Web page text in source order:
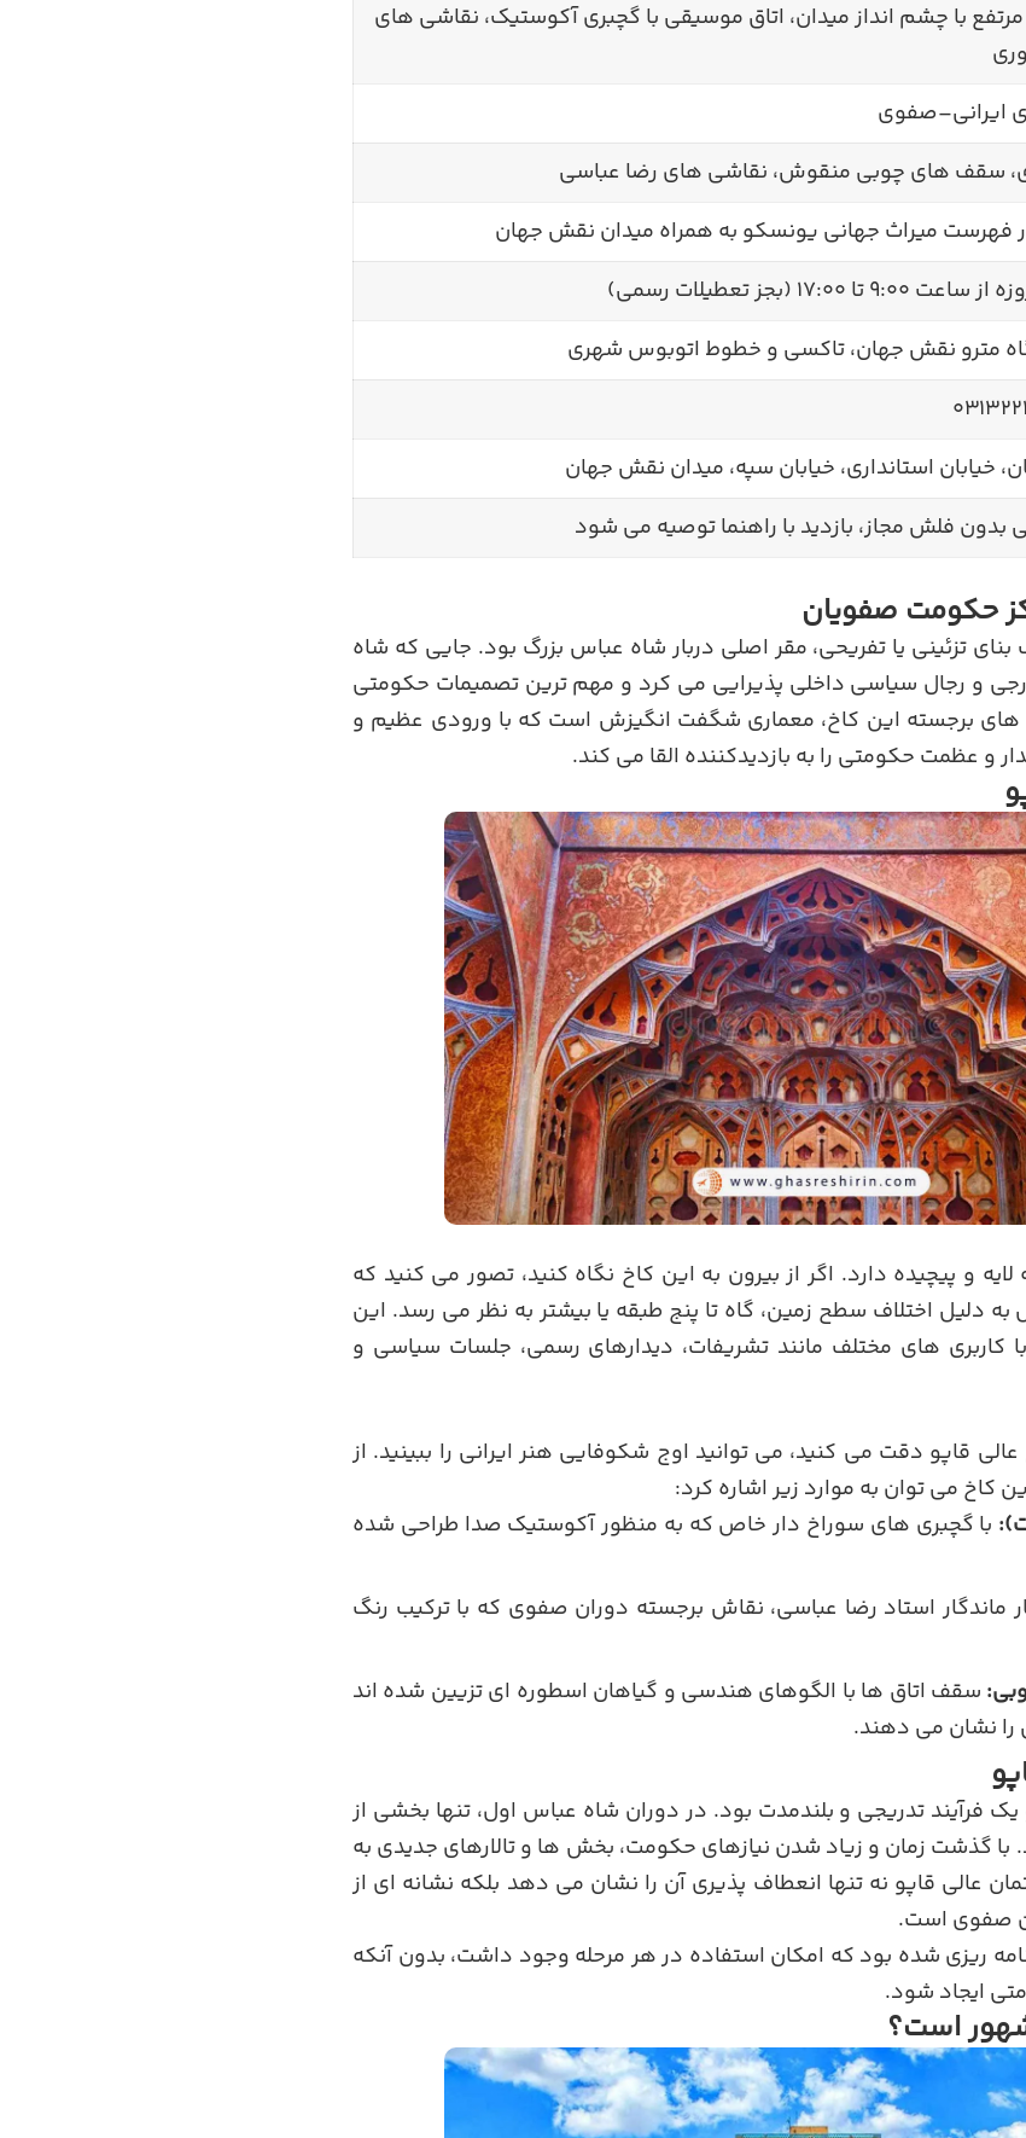
مرتفع با چشم انداز میدان، اتاق موسیقی با گچبری آکوستیک، نقاشی های
ایرانی–صفوی
سقف های چوبی منقوش، نقاشی های رضا عباسی
فهرست میراث جهانی یونسکو به همراه میدان نقش جهان
تا ۱۷:۰۰ (بجز تعطیلات رسمی)
مترو نقش جهان، تاکسی و خطوط اتوبوس شهری
خیابان استانداری، خیابان سپه، میدان نقش جهان
بدون فلش مجاز، بازدید با راهنما توصیه می شود
حکومت صفویان
بنای تزئینی یا تفریحی، مقر اصلی دربار شاه عباس بزرگ بود. جایی که شاه
و رجال سیاسی داخلی پذیرایی می کرد و مهم ترین تصمیمات حکومتی
های برجسته این کاخ، معماری شگفت انگیزش است که با ورودی عظیم و
و عظمت حکومتی را به بازدیدکننده القا می کند.
لایه و پیچیده دارد. اگر از بیرون به این کاخ نگاه کنید، تصور می کنید که
دلیل اختلاف سطح زمین، گاه تا پنج طبقه یا بیشتر به نظر می رسد. این
کاربری های مختلف مانند تشریفات، دیدارهای رسمی، جلسات سیاسی و
قاپو دقت می کنید، می توانید اوج شکوفایی هنر ایرانی را ببینید. از
کاخ می توان به موارد زیر اشاره کرد:
با گچبری های سوراخ دار خاص که به منظور آکوستیک صدا طراحی شده
ماندگار استاد رضا عباسی، نقاش برجسته دوران صفوی که با ترکیب رنگ
سقف اتاق ها با الگوهای هندسی و گیاهان اسطوره ای تزیین شده اند
را نشان می دهند.
فرآیند تدریجی و بلندمدت بود. در دوران شاه عباس اول، تنها بخشی از
با گذشت زمان و زیاد شدن نیازهای حکومت، بخش ها و تالارهای جدیدی به
عالی قاپو نه تنها انعطاف پذیری آن را نشان می دهد بلکه نشانه ای از
صفوی است.
ریزی شده بود که امکان استفاده در هر مرحله وجود داشت، بدون آنکه
ایجاد شود.
است؟